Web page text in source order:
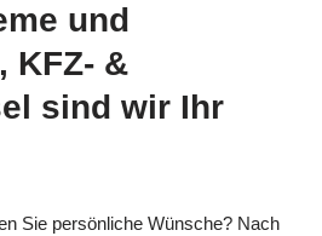
und
KFZ- &
sind wir Ihr
Sie persönliche Wünsche? Nach